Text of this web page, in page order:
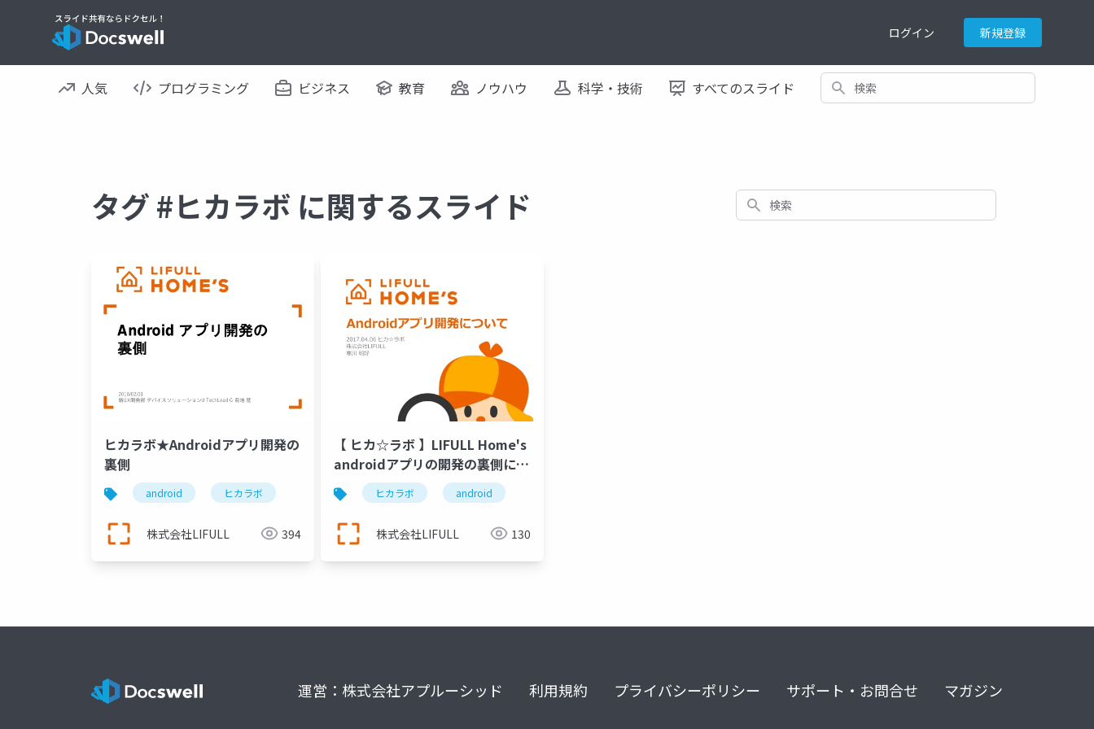
ログイン 新規登録
人気 プログラミング ビジネス 教育 ノウハウ 科学・技術 すべてのスライド 検索
タグ #ヒカラボ に関するスライド 検索
ヒカラボ★Androidアプリ開発の
裏側
android ヒカラボ
株式会社LIFULL 394
【 ヒカ☆ラボ 】LIFULL Home's
androidアプリの開発の裏側につ
いて
ヒカラボ android
株式会社LIFULL 130
運営：株式会社アプルーシッド 利用規約 プライバシーポリシー サポート・お問合せ マガジン